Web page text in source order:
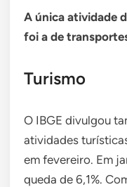
A única atividade
foi a de
Turismo
O IBGE divulgou
atividades
em fevereiro. Em
queda de 6,1%.